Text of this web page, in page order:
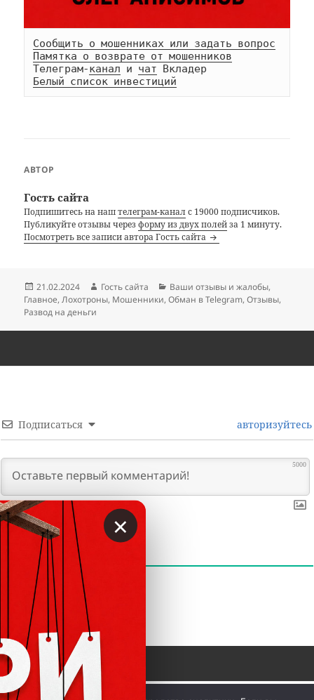
Сообщить о мошенниках или задать вопрос
Памятка о возврате от мошенников
Телеграм-канал и чат
Белый список инвестиций
АВТОР
Гость сайта
Подпишитесь на наштелеграм-каналс 19000 подписчиков.
Публикуйте отзывы черезформу из двух полейза 1 минуту.
Посмотреть все записи автора Гость сайта
Опубликовано
21.02.2024 Автор
Гость сайта Рубрики
Ваши отзывы и жалобы,
Главное,Лохотроны, Мошенники,Обман в Telegram,Отзывы,
Развод на деньги
Подписаться авторизуйтесь
5000
КОММЕНТАРИИ
×